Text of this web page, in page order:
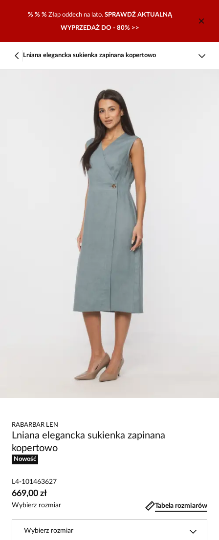
% % % Złap oddech na lato. SPRAWDŹ AKTUALNĄ
WYPRZEDAŻ DO - 80% >>
Lniana elegancka sukienka zapinana kopertowo
RABARBAR LEN
Lniana elegancka sukienka zapinana
kopertowo
Nowość
L4-101463627
669,00 zł
Wybierz rozmiar Tabela rozmiarów
Wybierz rozmiar